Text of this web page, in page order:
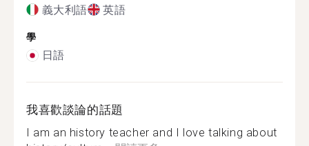
義大利語 英語
學
日語
我喜歡談論的話題
I am an history teacher and I love talking about